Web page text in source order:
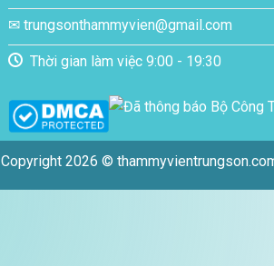
✉ trungsonthammyvien@gmail.com
Thời gian làm việc 9:00 - 19:30
Copyright 2026 ©